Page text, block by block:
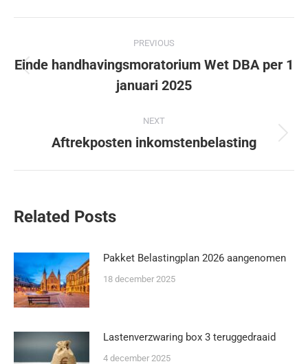
PREVIOUS
Einde handhavingsmoratorium Wet DBA per 1
januari 2025
NEXT
Aftrekposten inkomstenbelasting
Related Posts
Pakket Belastingplan 2026 aangenomen
18 december 2025
Lastenverzwaring box 3 teruggedraaid
4 december 2025